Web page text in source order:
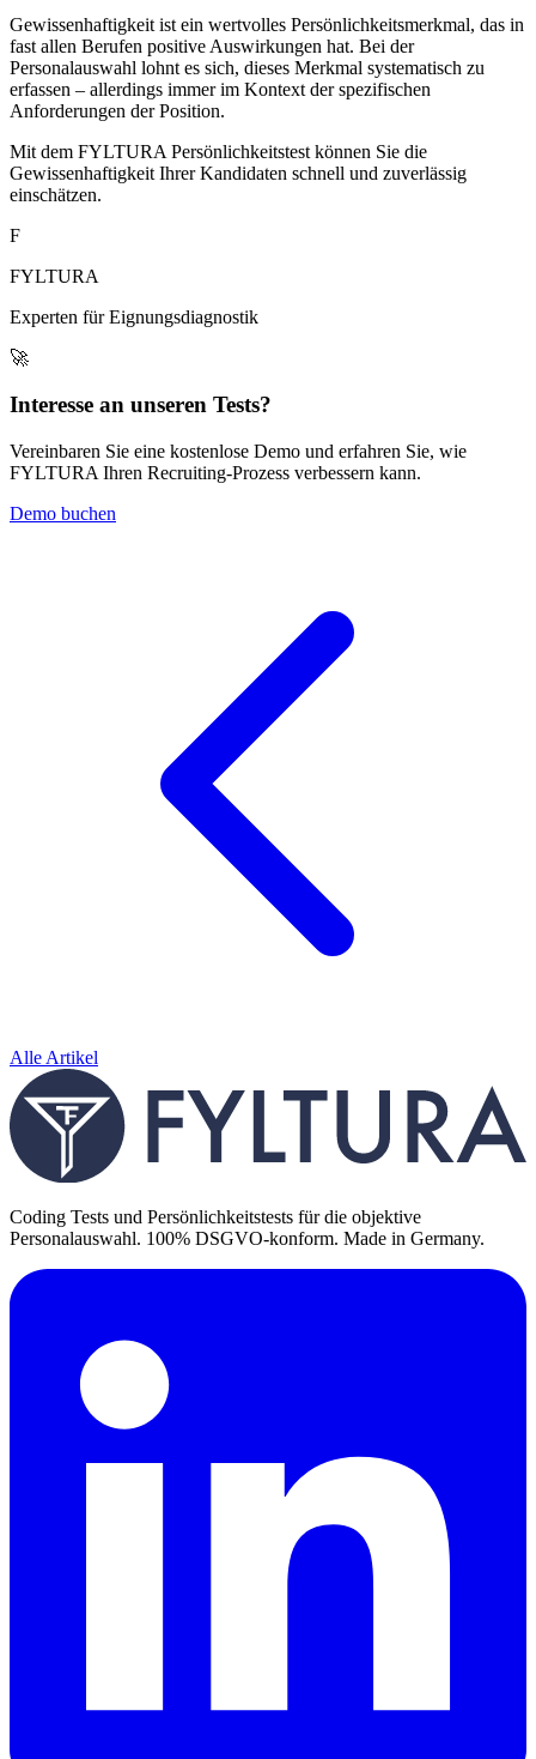
Gewissenhaftigkeit ist ein wertvolles Persönlichkeitsmerkmal, das in
fast allen Berufen positive Auswirkungen hat. Bei der
Personalauswahl lohnt es sich, dieses Merkmal systematisch zu
erfassen – allerdings immer im Kontext der spezifischen
Anforderungen der Position.
Mit dem FYLTURA Persönlichkeitstest können Sie die
Gewissenhaftigkeit Ihrer Kandidaten schnell und zuverlässig
einschätzen.
F
FYLTURA
Experten für Eignungsdiagnostik
🚀
Interesse an unseren Tests?
Vereinbaren Sie eine kostenlose Demo und erfahren Sie, wie
FYLTURA Ihren Recruiting-Prozess verbessern kann.
Demo buchen
Alle Artikel
Coding Tests und Persönlichkeitstests für die objektive
Personalauswahl. 100% DSGVO-konform. Made in Germany.